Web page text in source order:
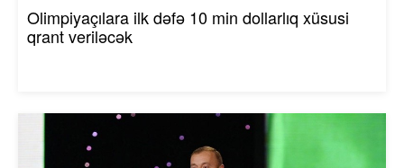
Olimpiyaçılara ilk dəfə 10 min dollarlıq xüsusi
qrant veriləcək